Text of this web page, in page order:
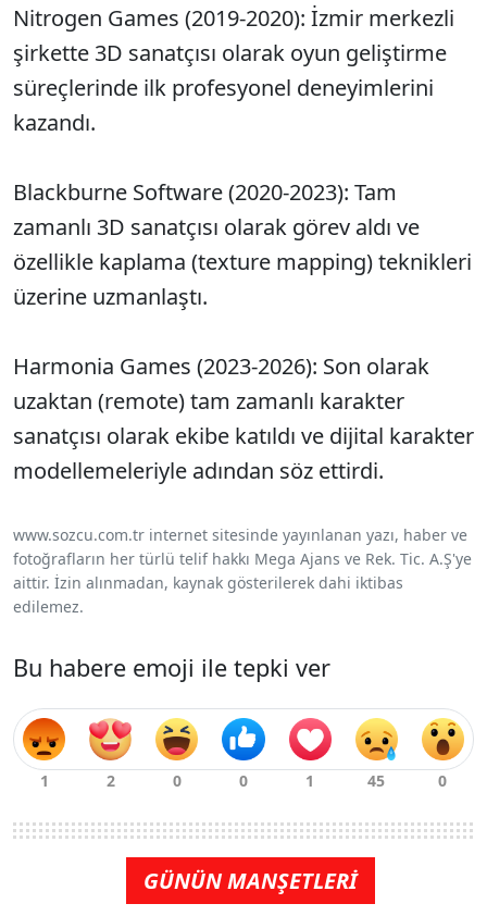
Nitrogen Games (2019-2020): İzmir merkezli
şirkette 3D sanatçısı olarak oyun geliştirme
süreçlerinde ilk profesyonel deneyimlerini
kazandı.
Blackburne Software (2020-2023): Tam
zamanlı 3D sanatçısı olarak görev aldı ve
özellikle kaplama (texture mapping) teknikleri
üzerine uzmanlaştı.
Harmonia Games (2023-2026): Son olarak
uzaktan (remote) tam zamanlı karakter
sanatçısı olarak ekibe katıldı ve dijital karakter
modellemeleriyle adından söz ettirdi.
www.sozcu.com.tr internet sitesinde yayınlanan yazı, haber ve
fotoğrafların her türlü telif hakkı Mega Ajans ve Rek. Tic. A.Ş'ye
aittir. İzin alınmadan, kaynak gösterilerek dahi iktibas
edilemez.
Bu habere emoji ile tepki ver
GÜNÜN MANŞETLERİ